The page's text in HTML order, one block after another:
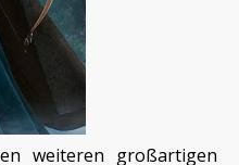
weiteren großartigen